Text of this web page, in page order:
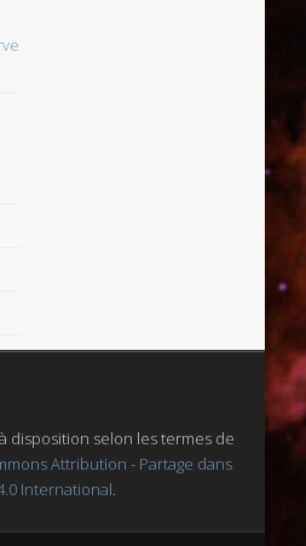
disposition selon les termes de
Attribution - Partage dans
International.